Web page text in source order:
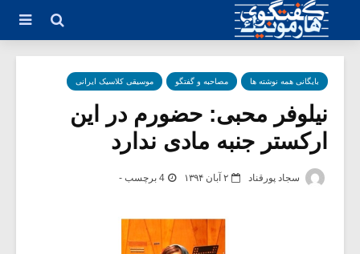
بایگانی همه نوشته ها مصاحبه و گفتگو موسیقی کلاسیک ایرانی
نیلوفر محبی: حضورم در این
ارکستر جنبه مادی ندارد
سجاد پورقناد ۲ آبان ۱۳۹۴ 4 برچسب -